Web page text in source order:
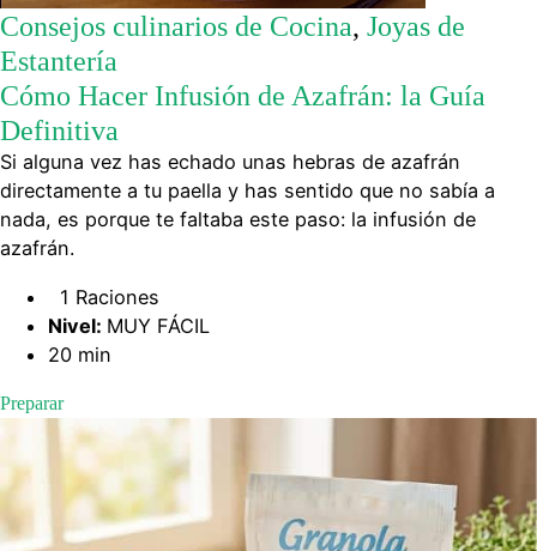
Consejos culinarios de Cocina, Joyas de
Estantería
Cómo Hacer Infusión de Azafrán: la Guía
Definitiva
Si alguna vez has echado unas hebras de azafrán
directamente a tu paella y has sentido que no sabía a
nada, es porque te faltaba este paso: la infusión de
azafrán.
1 Raciones
Nivel: MUY FÁCIL
20 min
Preparar